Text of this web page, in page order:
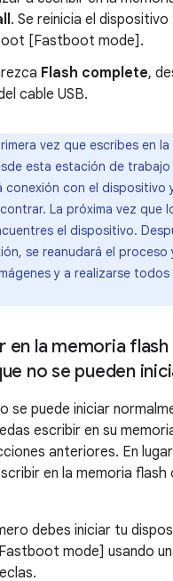
. Se reinicia el
[Fastboot mode].
Flash complete,
cable USB.
vez que escribes en
esta estación de
conexión con el dispositivo
La próxima vez que
el dispositivo.
se reanudará el proceso
y a realizarse
en la memoria flash
no se pueden
se puede iniciar
escribir en su
anteriores. En
en la memoria flash
debes iniciar tu
mode] usando